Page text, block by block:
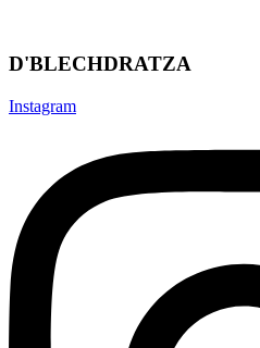
D'BLECHDRATZA
Instagram